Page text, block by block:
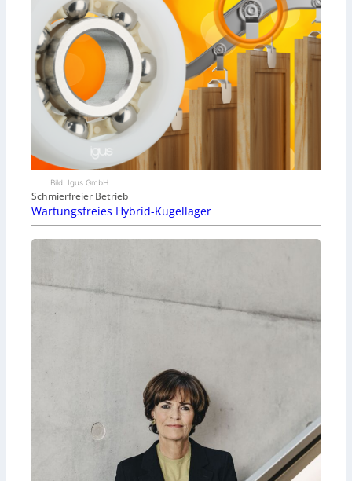
Bild: Igus GmbH
Schmierfreier Betrieb
Wartungsfreies Hybrid-Kugellager